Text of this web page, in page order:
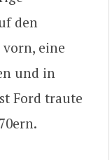
den
vorn, eine
und in
Ford traute